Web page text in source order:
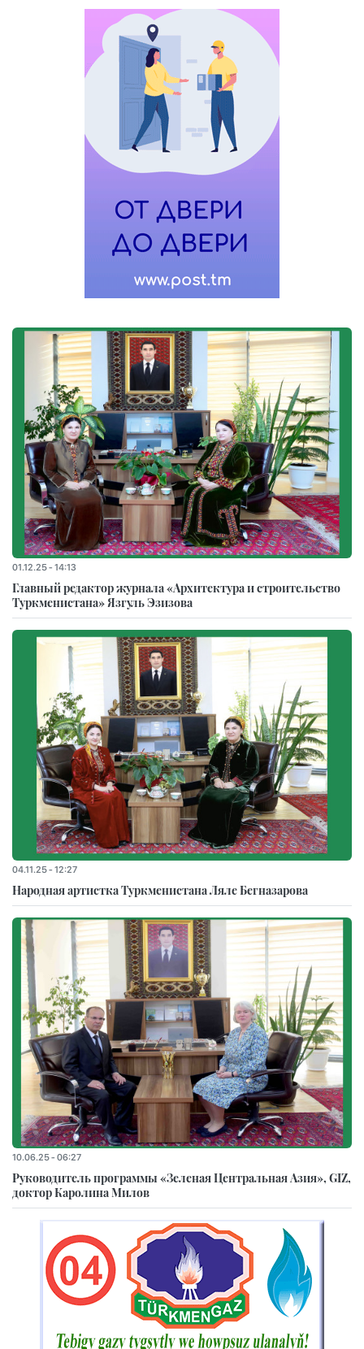
01.12.25 - 14:13
Главный редактор журнала «Архитектура и строительство
Туркменистана» Язгуль Эзизова
04.11.25 - 12:27
Народная артистка Туркменистана Ляле Бегназарова
10.06.25 - 06:27
Руководитель программы «Зеленая Центральная Азия», GIZ,
доктор Каролина Милов